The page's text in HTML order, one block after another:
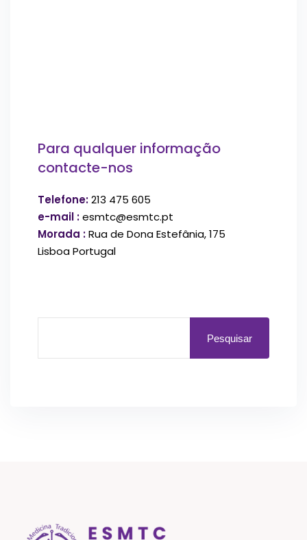
Para qualquer informação
contacte-nos
Telefone:213 475 605
e-mail :esmtc@esmtc.pt
Morada :Rua de Dona Estefânia, 175
Lisboa Portugal
Pesquisar